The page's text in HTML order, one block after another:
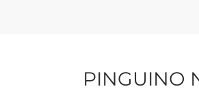
PINGUINO